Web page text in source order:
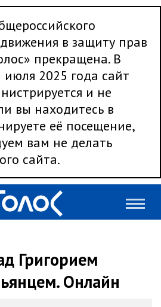
в защиту прав
прекращена. В
июля 2025 года сайт
и не
вы находитесь в
её посещение,
вам не делать
сайта.
Григорием
Онлайн